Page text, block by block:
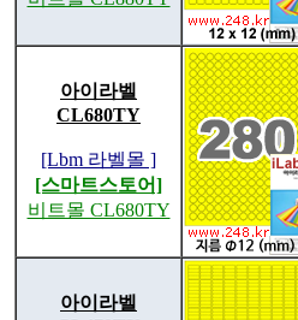
아이라벨
CL680TY
[Lbm 라벨몰 ]
[스마트스토어]
비트몰 CL680TY
아이라벨